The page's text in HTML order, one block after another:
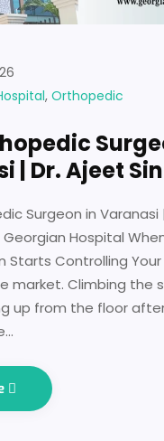
, Orthopedic
| Dr. Ajeet
Surgeon in Varanasi
Hospital
Starts Controlling Your
market. Climbing the
up from the floor